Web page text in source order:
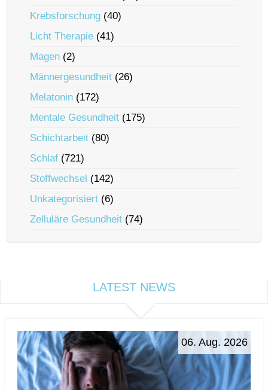
Krebsforschung (40)
Licht Therapie (41)
Magen (2)
Männergesundheit (26)
Melatonin (172)
Mentale Gesundheit (175)
Schichtarbeit (80)
Schlaf (721)
Stoffwechsel (142)
Unkategorisiert (6)
Zelluläre Gesundheit (74)
LATEST NEWS
06. Aug. 2026